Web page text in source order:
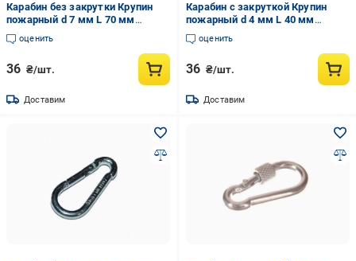
Карабин без закрутки Крупин
пожарный d 7 мм L 70 мм
(56873)
оценить
36 ₴/шт.
Доставим
Карабин с закруткой Крупин
пожарный d 4 мм L 40 мм
(118777)
оценить
36 ₴/шт.
Доставим